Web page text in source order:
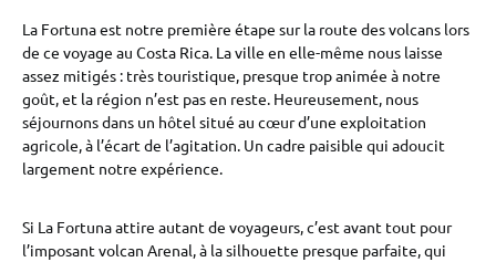
La Fortuna est notre première étape sur la route des volcans lors
de ce voyage au Costa Rica. La ville en elle-même nous laisse
assez mitigés : très touristique, presque trop animée à notre
goût, et la région n’est pas en reste. Heureusement, nous
séjournons dans un hôtel situé au cœur d’une exploitation
agricole, à l’écart de l’agitation. Un cadre paisible qui adoucit
largement notre expérience.
Si La Fortuna attire autant de voyageurs, c’est avant tout pour
l’imposant volcan Arenal, à la silhouette presque parfaite, qui